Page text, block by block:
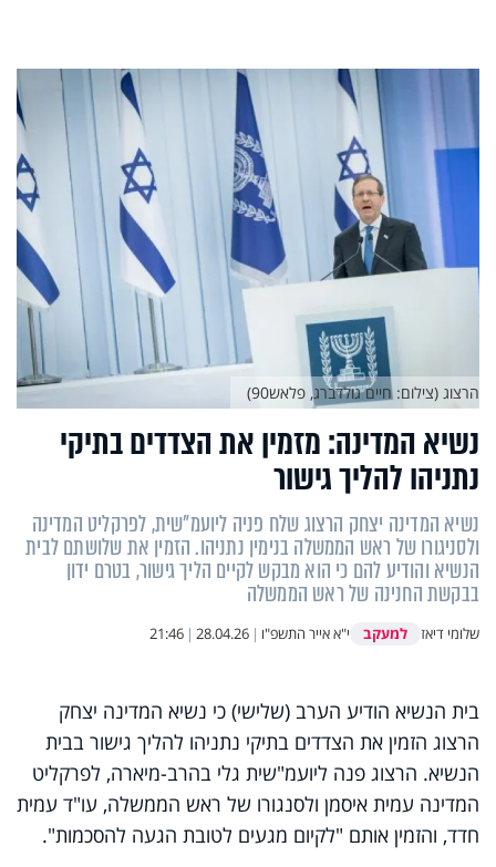
נשיא המדינה: מזמין את הצדדים בתיקי
נתניהו להליך גישור
נשיא המדינה יצחק הרצוג שלח פניה ליועמ"שית, לפרקליט המדינה
ולסניגורו של ראש הממשלה בנימין נתניהו. הזמין את שלושתם לבית
הנשיא והודיע להם כי הוא מבקש לקיים הליך גישור, בטרם ידון
בבקשת החנינה של ראש הממשלה
שלומי דיאז למעקב י"א אייר התשפ"ו |
28.04.26
|
21:46
הרצוג (צילום: חיים גולדברג, פלאש90)
בית הנשיא הודיע הערב (שלישי) כי נשיא המדינה יצחק
הרצוג הזמין את הצדדים בתיקי נתניהו להליך גישור בבית
הנשיא. הרצוג פנה ליועמ"שית גלי בהרב-מיארה, לפרקליט
המדינה עמית איסמן ולסנגורו של ראש הממשלה, עו"ד עמית
חדד, והזמין אותם "לקיום מגעים לטובת הגעה להסכמות".